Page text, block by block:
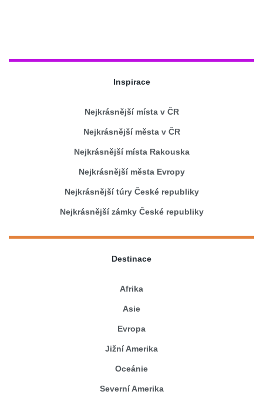
Inspirace
Nejkrásnější místa v ČR
Nejkrásnější města v ČR
Nejkrásnější místa Rakouska
Nejkrásnější města Evropy
Nejkrásnější túry České republiky
Nejkrásnější zámky České republiky
Destinace
Afrika
Asie
Evropa
Jižní Amerika
Oceánie
Severní Amerika